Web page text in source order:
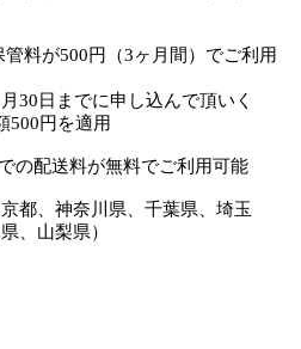
料が500円（3ヶ月間）でご利用
30日までに申し込んで頂いく
500円を適用
の配送料が無料でご利用可能
都、神奈川県、千葉県、埼玉
、山梨県）